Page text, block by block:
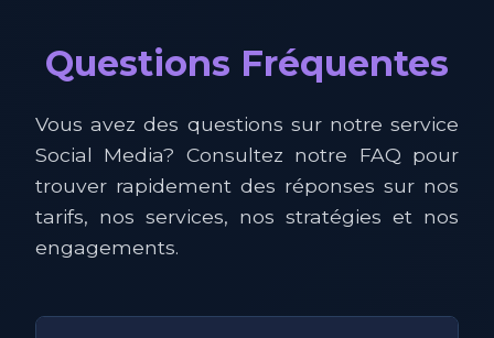
Questions Fréquentes
Vous avez des questions sur notre service
Social Media? Consultez notre FAQ pour
trouver rapidement des réponses sur nos
tarifs, nos services, nos stratégies et nos
engagements.